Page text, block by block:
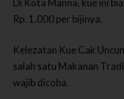
Di Kota Manna, kue ini
Rp. 1.000 per bijinya.
Kelezatan Kue Cak
salah satu Makanan
wajib dicoba.